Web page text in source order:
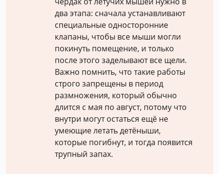
два этапа: сначала устанавливают
специальные односторонние
клапаны, чтобы все мыши могли
покинуть помещение, и только
после этого заделывают все щели.
Важно помнить, что такие работы
строго запрещены в период
размножения, который обычно
длится с мая по август, потому что
внутри могут остаться ещё не
умеющие летать детёныши,
которые погибнут, и тогда появится
трупный запах.